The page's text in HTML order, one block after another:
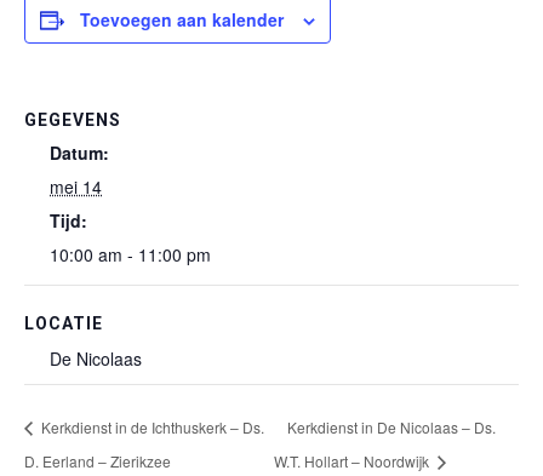
Toevoegen aan kalender
GEGEVENS
Datum:
mei 14
Tijd:
10:00 am - 11:00 pm
LOCATIE
De Nicolaas
Kerkdienst in de Ichthuskerk – Ds.
D. Eerland – Zierikzee
Kerkdienst in De Nicolaas – Ds.
W.T. Hollart – Noordwijk